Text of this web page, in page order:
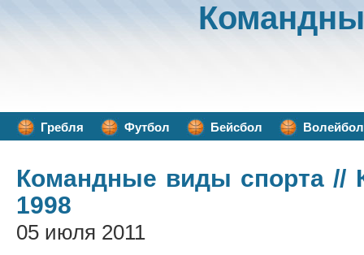
Гребля Футбол Бейсбол Волейбол
Командные виды спорта //
1998
05 июля 2011